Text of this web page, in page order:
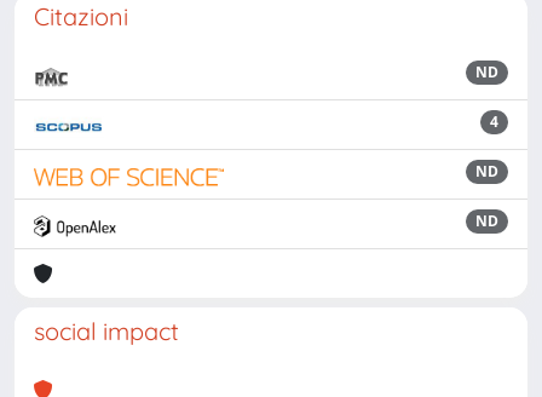
Citazioni
ND
4
ND
ND
social impact